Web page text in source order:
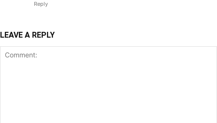
Reply
LEAVE A REPLY